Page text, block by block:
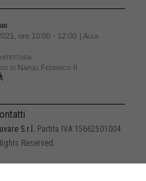
ore 10:00 - 12:00
| Aula
di Napoli Federico II
S.r.l. Partita IVA 15662501004
Reserved.